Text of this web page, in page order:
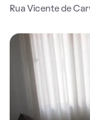
Rua Vicente de